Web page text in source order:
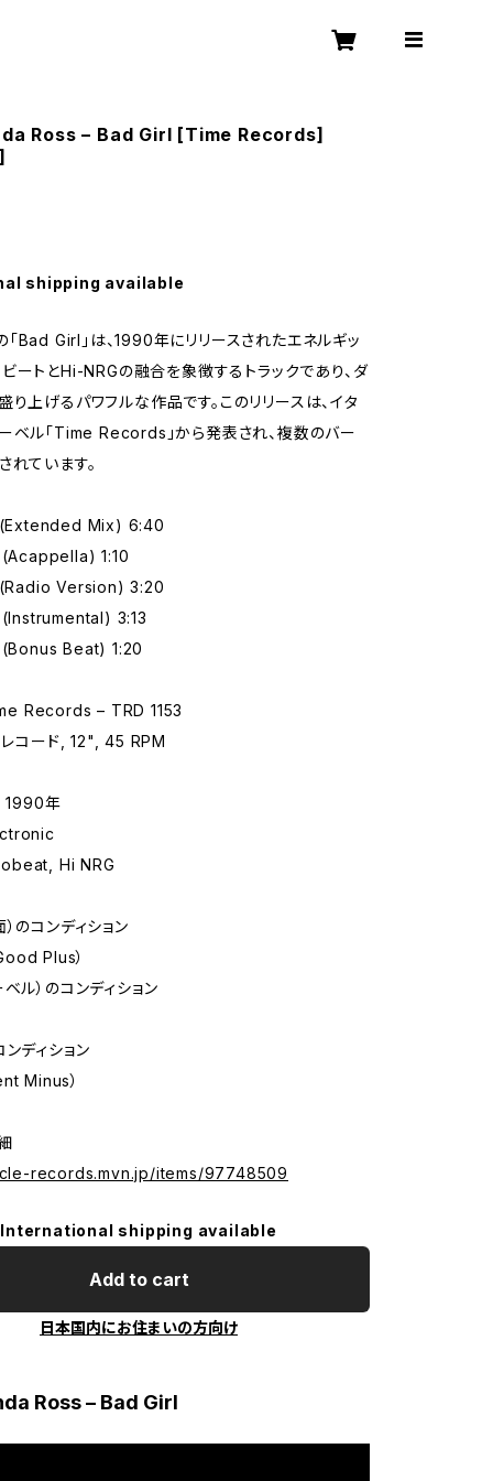
Ross – Bad Girl [Time Records]
shipping available
Bad Girl」は、1990年にリリースされたエネルギッ
ートとHi-NRGの融合を象徴するトラックであり、ダ
り上げるパワフルな作品です。このリリースは、イタ
ベル「Time Records」から発表され、複数のバー
れています。
Mix) 6:40
1:10
Version) 3:20
3:13
Beat) 1:20
Records – TRD 1153
レコード, 12", 45 RPM
1990年
Hi NRG
のコンディション
Plus）
ル）のコンディション
ンディション
Minus）
records.mvn.jp/items/97748509
International shipping available
Add to cart
日本国内にお住まいの方向け
Ross – Bad Girl